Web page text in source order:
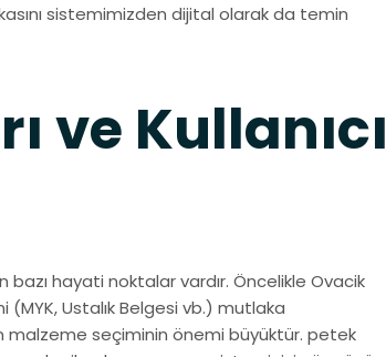
sistemimizden dijital olarak da temin
ve Kullanıcı
hayati noktalar vardır. Öncelikle Ovacik
Ustalık Belgesi vb.) mutlaka
malzeme seçiminin önemi büyüktür. petek